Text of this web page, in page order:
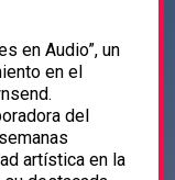
en Audio”, un
en el
del
artística en la